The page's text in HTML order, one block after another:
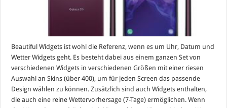
Beautiful Widgets ist wohl die Referenz, wenn es um Uhr, Datum und
Wetter Widgets geht. Es besteht dabei aus einem ganzen Set von
verschiedenen Widgets in verschiedenen Größen mit einer riesen
Auswahl an Skins (über 400), um für jeden Screen das passende
Design wählen zu können. Zusätzlich sind auch Widgets enthalten,
die auch eine reine Wettervorhersage (7-Tage) ermöglichen. Wenn